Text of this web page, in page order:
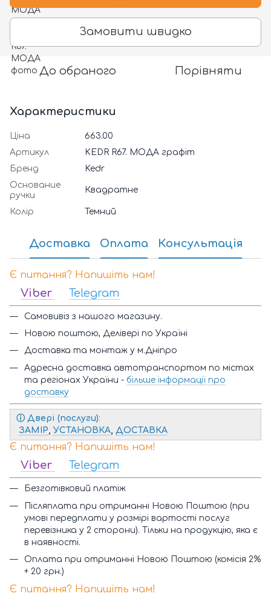
Замовити швидко
До обраного Порівняти
Характеристики
Ціна
663.00
Артикул
KEDR R67. МОДА графіт
Бренд
Kedr
Основание
ручки
Квадратне
Колір Темний
Доставка Оплата Консультація
Є питання? Напишіть нам!
Viber Telegram
Самовивіз з нашого магазину.
Новою поштою, Делівері по Україні
Доставка та монтаж у м.Дніпро
Адресна доставка автотранспортом по містах
та регіонах України - більше інформації про
доставку
ⓘ Двері (послуги):
ЗАМІР, УСТАНОВКА, ДОСТАВКА
Є питання? Напишіть нам!
Viber Telegram
Безготівковий платіж
Післяплата при отриманні Новою Поштою (при
умові передплати у розмірі вартості послуг
перевізника у 2 сторони). Тільки на продукцію, яка є
в наявності.
Оплата при отриманні Новою Поштою (комісія 2%
+ 20 грн.)
Є питання? Напишіть нам!